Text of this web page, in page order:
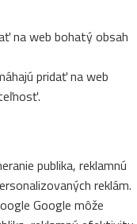
na web bohatý obsah
pridať na web
publika, reklamnú
reklám.
Google môže